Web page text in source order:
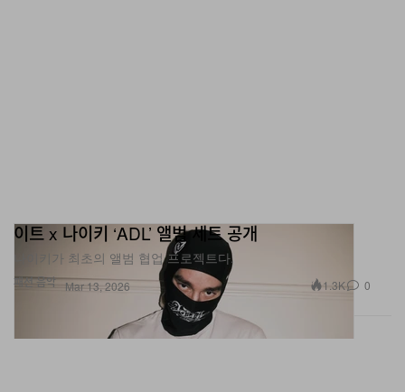
패션음악
이트 x 나이키 ‘ADL’ 앨범 세트 공개
나이키가 최초의 앨범 협업 프로젝트다.
Mar 13, 2026 1.3K 0